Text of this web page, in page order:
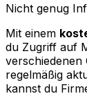
Nicht genug
Mit einem
du Zugriff auf
verschiedenen
regelmäßig
kannst du